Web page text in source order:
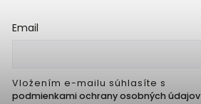
Email
Vložením e-mailu súhlasíte s
podmienkami ochrany osobných údajov